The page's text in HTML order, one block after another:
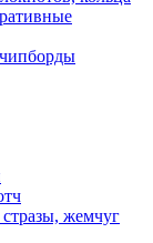
жемчуг